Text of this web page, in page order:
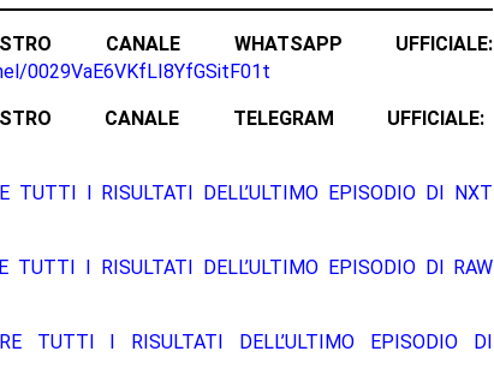
CANALE WHATSAPP UFFICIALE:
0029VaE6VKfLI8YfGSitF01t
CANALE TELEGRAM UFFICIALE:
TUTTI I RISULTATI DELL’ULTIMO EPISODIO DI NXT
TUTTI I RISULTATI DELL’ULTIMO EPISODIO DI RAW
TUTTI I RISULTATI DELL’ULTIMO EPISODIO DI